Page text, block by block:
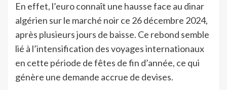
En effet, l’euro connaît une hausse face au dinar
algérien sur le marché noir ce 26 décembre 2024,
après plusieurs jours de baisse. Ce rebond semble
lié à l’intensification des voyages internationaux
en cette période de fêtes de fin d’année, ce qui
génère une demande accrue de devises.